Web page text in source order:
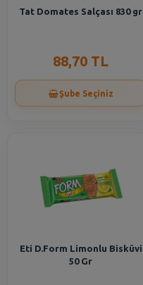
Tat Domates Salçası 830 gr
88,70 TL
Şube Seçiniz
Eti D.Form Limonlu Bisküvi
50 Gr